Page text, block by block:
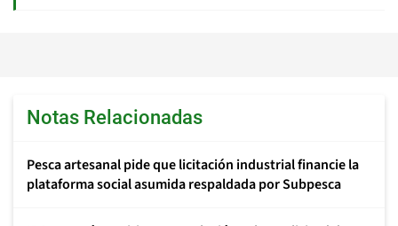
Notas Relacionadas
Pesca artesanal pide que licitación industrial financie la
plataforma social asumida respaldada por Subpesca